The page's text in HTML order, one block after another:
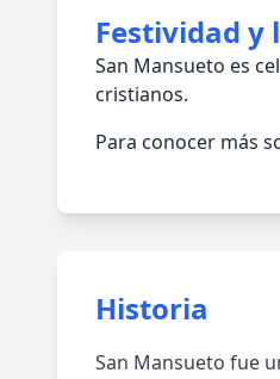
Festividad y
San Mansueto es
cristianos.
Para conocer más
Historia
San Mansueto fue